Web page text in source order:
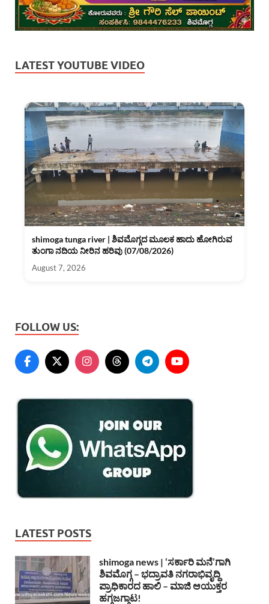
LATEST YOUTUBE VIDEO
shimoga tunga river | ಶಿವಮೊಗ್ಗದ ಮೂಲಕ ಹಾದು ಹೋಗಿರುವ
ತುಂಗಾ ನದಿಯ ನೀರಿನ ಹರಿವು (07/08/2026)
August 7, 2026
FOLLOW US:
LATEST POSTS
shimoga news | ‘ಸರ್ಕಾರಿ ಮನೆ’ಗಾಗಿ
ಶಿವಮೊಗ್ಗ – ಭದ್ರಾವತಿ ನಗರಾಭಿವೃದ್ದಿ
ಪ್ರಾಧಿಕಾರದ ಹಾಲಿ – ಮಾಜಿ ಆಯುಕ್ತರ
ಹಗ್ಗಜಗ್ಗಾಟ!